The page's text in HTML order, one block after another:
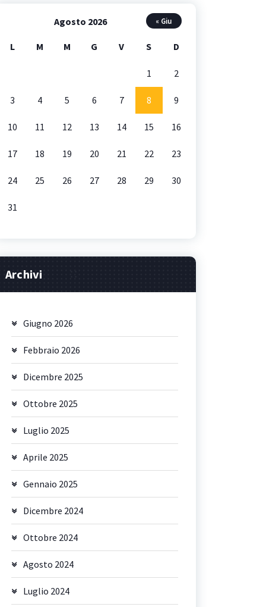
Agosto 2026
L M M G V S D
1 2
3 4 5 6 7 8 9
10 11 12 13 14 15 16
17 18 19 20 21 22 23
24 25 26 27 28 29 30
31
« Giu
Archivi
Giugno 2026
Febbraio 2026
Dicembre 2025
Ottobre 2025
Luglio 2025
Aprile 2025
Gennaio 2025
Dicembre 2024
Ottobre 2024
Agosto 2024
Luglio 2024